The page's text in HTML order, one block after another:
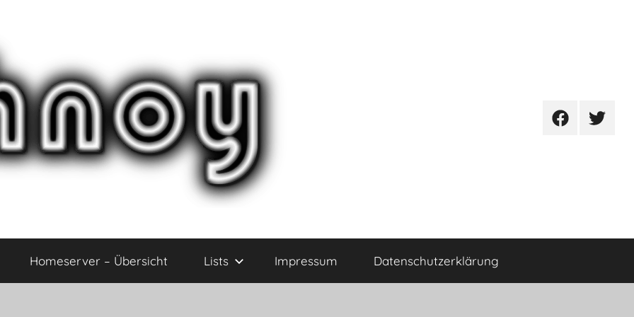
FacebookTwitter
Homeserver – Übersicht Lists Impressum Datenschutzerklärung